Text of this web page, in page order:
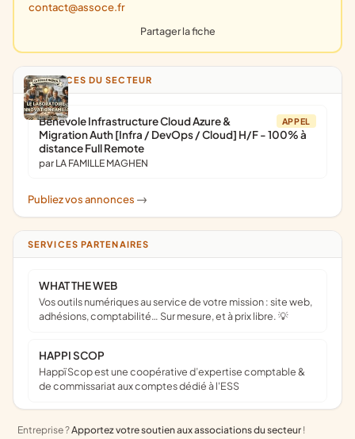
contact@assoce.fr
Partager la fiche
ANNONCES DU SECTEUR
APPEL
Bénévole Infrastructure Cloud Azure &
Migration Auth [Infra / DevOps / Cloud] H/F - 100% à
distance Full Remote
par LA FAMILLE MAGHEN
Publiez vos annonces ->
SERVICES PARTENAIRES
WHAT THE WEB
Vos outils numériques au service de votre mission : site web,
adhésions, comptabilité… Sur mesure, et à prix libre. 💡
HAPPI SCOP
Happï Scop est une coopérative d’expertise comptable &
de commissariat aux comptes dédié à l'ESS
Entreprise ?Apportez votre soutien aux associations du secteur !